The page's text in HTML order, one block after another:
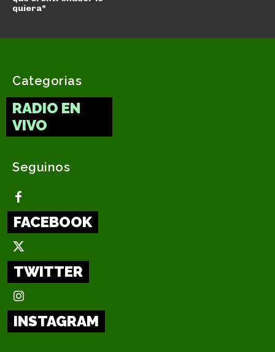
quiera”
Categorias
RADIO EN
VIVO
Seguinos
FACEBOOK
TWITTER
INSTAGRAM